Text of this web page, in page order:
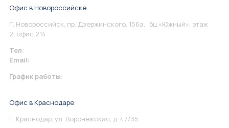
Офис в Новороссийске
Г. Новороссийск, пр. Дзержинского, 156а, бц «Южный», этаж
2, офис 214.
Тел:
Email:
График работы:
Офис в Краснодаре
Г. Краснодар, ул. Воронежская, д. 47/35